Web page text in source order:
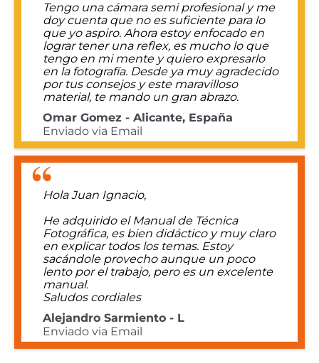
Tengo una cámara semi profesional y me
doy cuenta que no es suficiente para lo
que yo aspiro. Ahora estoy enfocado en
lograr tener una reflex, es mucho lo que
tengo en mi mente y quiero expresarlo
en la fotografía. Desde ya muy agradecido
por tus consejos y este maravilloso
material, te mando un gran abrazo.
Omar Gomez - Alicante, España
Enviado via Email
Hola Juan Ignacio,
He adquirido el Manual de Técnica
Fotográfica, es bien didáctico y muy claro
en explicar todos los temas. Estoy
sacándole provecho aunque un poco
lento por el trabajo, pero es un excelente
manual.
Saludos cordiales
Alejandro Sarmiento - L
Enviado via Email